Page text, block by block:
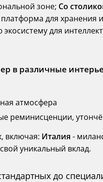
зоне; Со
для хранения
для
в различные
атмосфера
реминисценции,
включая: Италия -
уникальный вклад.
до